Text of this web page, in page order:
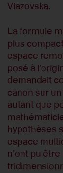
Viazovska.
La formule
plus
espace
posé à
demandait
canon sur
autant que
hypothèses
espace
n’ont pu